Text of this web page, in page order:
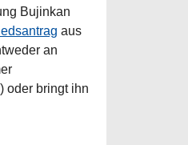
Bujinkan
aus
an
) oder bringt ihn